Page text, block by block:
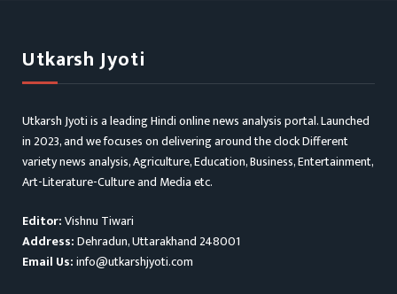
Utkarsh Jyoti
Utkarsh Jyoti is a leading Hindi online news analysis portal. Launched
in 2023, and we focuses on delivering around the clock Different
variety news analysis, Agriculture, Education, Business, Entertainment,
Art-Literature-Culture and Media etc.
Editor:Vishnu Tiwari
Address:Dehradun, Uttarakhand 248001
Email Us:info@utkarshjyoti.com